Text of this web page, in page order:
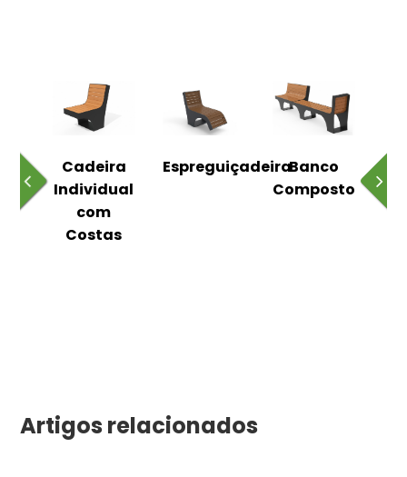
Cadeira
Individual
com
Costas
EspreguiçadeiraBanco
Composto
Artigos relacionados